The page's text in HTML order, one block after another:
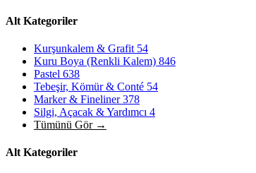
Alt Kategoriler
Kurşunkalem & Grafit 54
Kuru Boya (Renkli Kalem) 846
Pastel 638
Tebeşir, Kömür & Conté 54
Marker & Fineliner378
Silgi, Açacak & Yardımcı 4
Tümünü Gör →
Alt Kategoriler